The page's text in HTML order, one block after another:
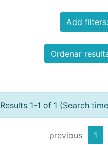
Add filters:
Ordenar
Results 1-1 of 1 (Search
previous 1